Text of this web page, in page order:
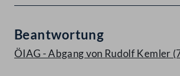
Beantwortung
ÖIAG - Abgang von Rudolf Kemler